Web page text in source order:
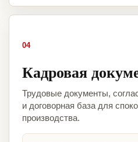
04
Кадровая
Трудовые документы,
и договорная база для
производства.